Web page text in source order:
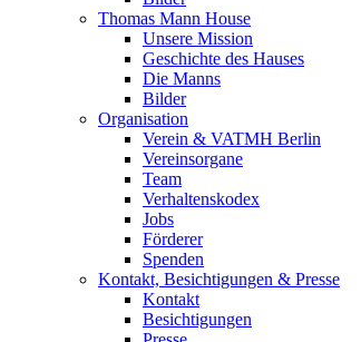
Thomas Mann House
Unsere Mission
Geschichte des Hauses
Die Manns
Bilder
Organisation
Verein & VATMH Berlin
Vereinsorgane
Team
Verhaltenskodex
Jobs
Förderer
Spenden
Kontakt, Besichtigungen & Presse
Kontakt
Besichtigungen